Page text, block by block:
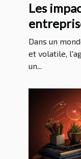
Les
mondiale
Dans un
et volatile,
un...